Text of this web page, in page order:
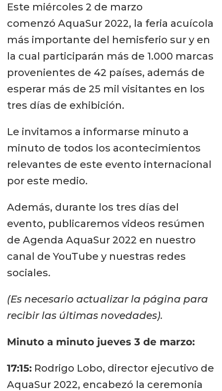
Este miércoles 2 de marzo
comenzó AquaSur 2022, la feria acuícola
más importante del hemisferio sur y en
la cual participarán más de 1.000 marcas
provenientes de 42 países, además de
esperar más de 25 mil visitantes en los
tres días de exhibición.
Le invitamos a informarse minuto a
minuto de todos los acontecimientos
relevantes de este evento internacional
por este medio.
Además, durante los tres días del
evento, publicaremos videos resúmen
de Agenda AquaSur 2022 en nuestro
canal de YouTube y nuestras redes
sociales.
(Es necesario actualizar la página para
recibir las últimas novedades).
Minuto a minuto jueves 3 de marzo:
17:15:Rodrigo Lobo, director ejecutivo de
AquaSur 2022, encabezó la ceremonia